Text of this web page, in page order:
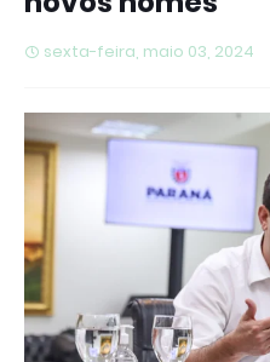
sexta-feira, maio 03, 2024